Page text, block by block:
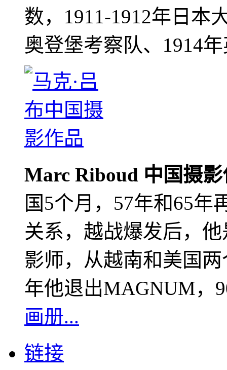
数，1911-1912年日本
奥登堡考察队、1914
Marc Riboud 中国摄
国5个月，57年和65年
关系，越战爆发后，
影师，从越南和美国
年他退出MAGNUM，
画册...
链接